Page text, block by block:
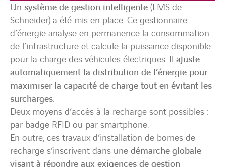
Un système de gestion intelligente (LMS de
Schneider) a été mis en place. Ce gestionnaire
d’énergie analyse en permanence la consommation
de l’infrastructure et calcule la puissance disponible
pour la charge des véhicules électriques. Il ajuste
automatiquement la distribution de l’énergie pour
maximiser la capacité de charge tout en évitant les
surcharges.
Deux moyens d’accès à la recharge sont possibles :
par badge RFID ou par smartphone.
En outre, ces travaux d’installation de bornes de
recharge s’inscrivent dans une démarche globale
visant à répondre aux exigences de gestion